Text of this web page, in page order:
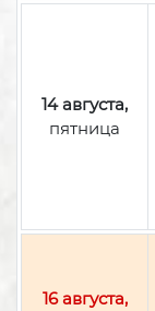
14 августа,
пятница
16 августа,